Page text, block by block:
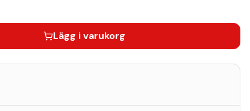
Lägg i varukorg